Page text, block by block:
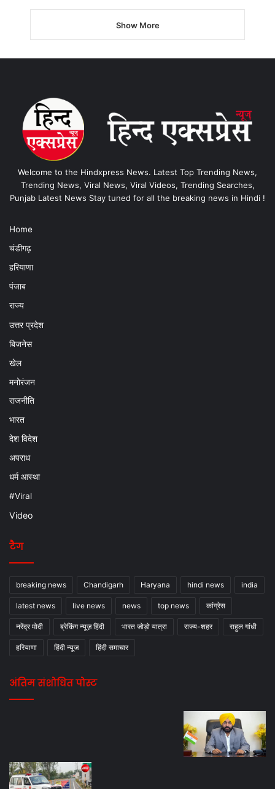
Show More
Welcome to the Hindxpress News. Latest Top Trending News,
Trending News, Viral News, Viral Videos, Trending Searches,
Punjab Latest News Stay tuned for all the breaking news in Hindi !
Home
चंडीगढ़
हरियाणा
पंजाब
राज्य
उत्तर प्रदेश
बिजनेस
खेल
मनोरंजन
राजनीति
भारत
देश विदेश
अपराध
धर्म आस्था
#Viral
Video
टैग
breaking news Chandigarh Haryana hindi news india
latest news live news news top news कांग्रेस
नरेंद्र मोदी ब्रेकिंग न्यूज़ हिंदी भारत जोड़ो यात्रा राज्य-शहर राहुल गांधी
हरियाणा हिंदी न्यूज हिंदी समाचार
अंतिम संशोधित पोस्ट